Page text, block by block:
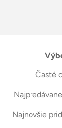
Časté
Najnovšie